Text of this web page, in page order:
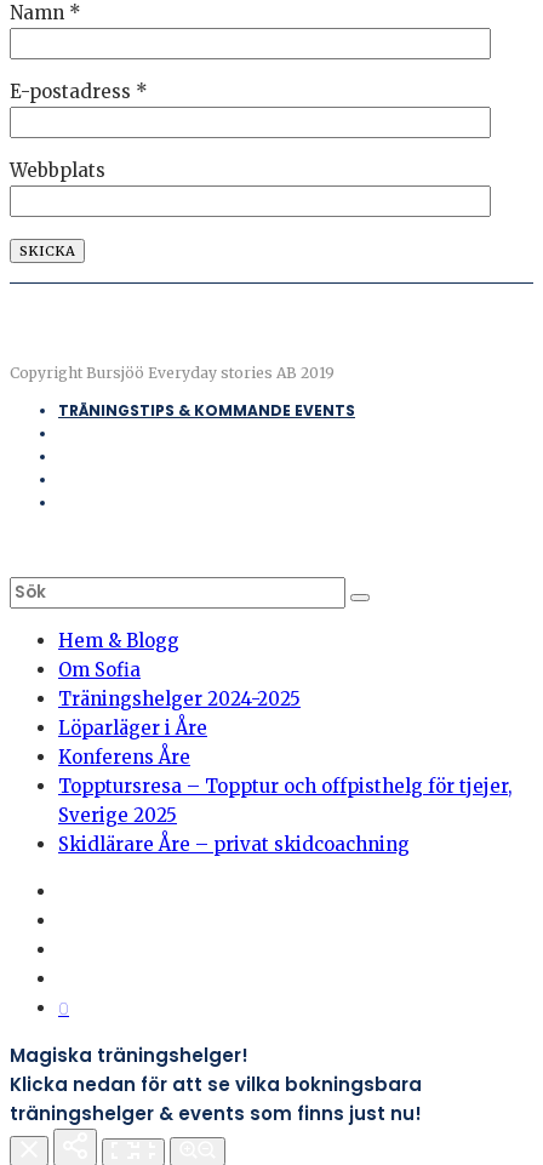
Namn *
E-postadress *
Webbplats
Copyright Bursjöö Everyday stories AB 2019
TRÄNINGSTIPS & KOMMANDE EVENTS
Hem & Blogg
Om Sofia
Träningshelger 2024-2025
Löparläger i Åre
Konferens Åre
Topptursresa – Topptur och offpisthelg för tjejer,
Sverige 2025
Skidlärare Åre – privat skidcoachning
0
Magiska träningshelger!
Klicka nedan för att se vilka bokningsbara
träningshelger & events som finns just nu!